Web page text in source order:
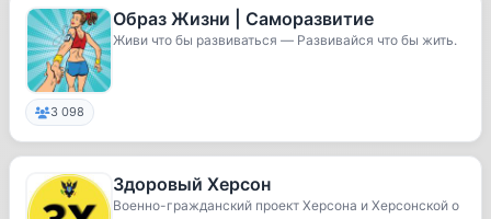
Образ Жизни | Саморазвитие
Живи что бы развиваться — Развивайся что бы жить.
3 098
Здоровый Херсон
Военно-гражданский проект Херсона и Херсонской о